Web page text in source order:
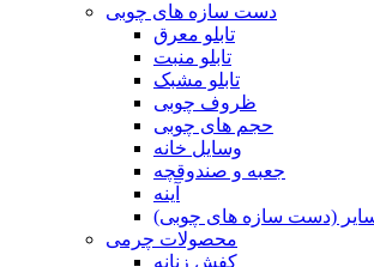
دست سازه های چوبی
تابلو معرق
تابلو منبت
تابلو مشبک
ظروف چوبی
حجم های چوبی
وسایل خانه
جعبه و صندوقچه
آینه
(دست سازه های چوبی)
محصولات چرمی
کفش زنانه